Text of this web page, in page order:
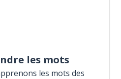
les mots
les mots des